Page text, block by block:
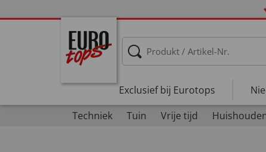
Exclusief bij Eurotops
Techniek
Tuin Vrije tijd